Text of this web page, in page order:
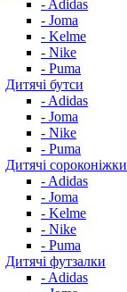
- Adidas
- Joma
- Kelme
- Nike
- Puma
Дитячі бутси
- Adidas
- Joma
- Nike
- Puma
Дитячі сороконіжки
- Adidas
- Joma
- Kelme
- Nike
- Puma
Дитячі футзалки
- Adidas